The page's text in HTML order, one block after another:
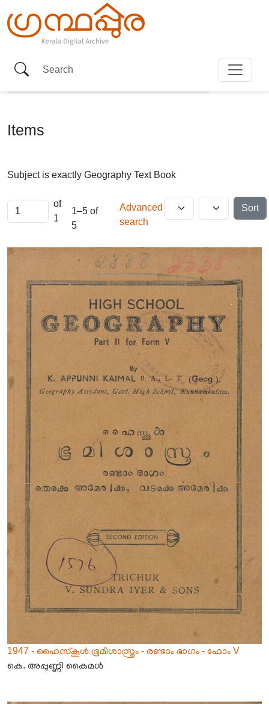
Items
Subject is exactly Geography Text Book
of
1
1–5 of
5
Advanced
search
Sort
1947 - ഹൈസ്കൂൾ ഭൂമിശാസ്ത്രം - രണ്ടാം ഭാഗം - ഫോം V
കെ. അപ്പുണ്ണി കൈമൾ